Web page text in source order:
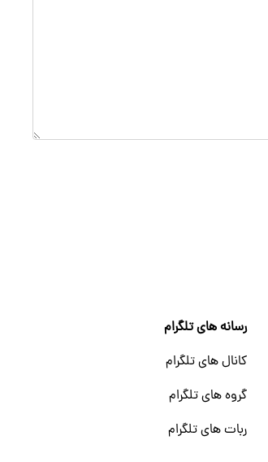
رسانه های تلگرام
کانال های تلگرام
گروه های تلگرام
ربات های تلگرام